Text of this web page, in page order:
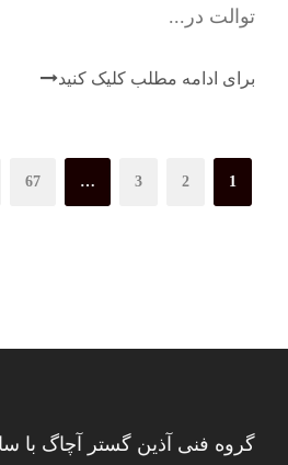
توالت در...
برای ادامه مطلب کلیک کنید
1
2
3
…
67
گروه فنی آذین گستر آچاگ با